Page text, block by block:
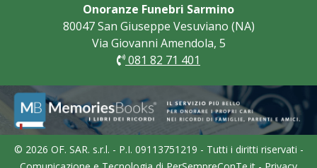
Onoranze Funebri Sarmino
80047 San Giuseppe Vesuviano (NA)
Via Giovanni Amendola, 5
081 82 71 401
© 2026 OF. SAR. s.r.l. - P.I. 09113751219 - Tutti i diritti riservati -